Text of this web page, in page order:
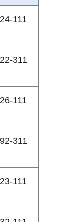
111
311
111
311
111